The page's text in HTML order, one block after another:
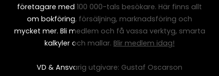
företagare med 100 000-tals besökare. Här finns allt
om bokföring, försäljning, marknadsföring och
mycket mer. Bli medlem och få vassa verktyg, smarta
kalkyler och mallar. Blir medlem idag!
VD & Ansvarig utgivare: Gustaf Oscarson